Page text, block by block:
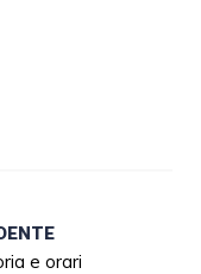
e orari